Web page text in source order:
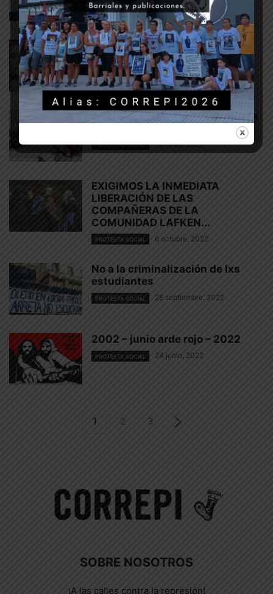
PROTESTA SOCIAL 2 octubre, 2023
Memorias de junio
PROTESTA SOCIAL 1 julio, 2023
El modelo de Morales: de Jujuy a
PROTESTA SOCIAL 20 junio, 2023
EXIGIMOS LA INMEDIATA
LIBERACIÓN DE LAS
COMPAÑERAS DE LA
COMUNIDAD LAFKEN...
PROTESTA SOCIAL 6 octubre, 2022
No a la criminalización de lxs
estudiantes
PROTESTA SOCIAL 28 septiembre, 2022
2002 – junio arde rojo – 2022
PROTESTA SOCIAL 24 junio, 2022
1 2 3
SOBRE NOSOTROS
¡A las calles contra la represión!